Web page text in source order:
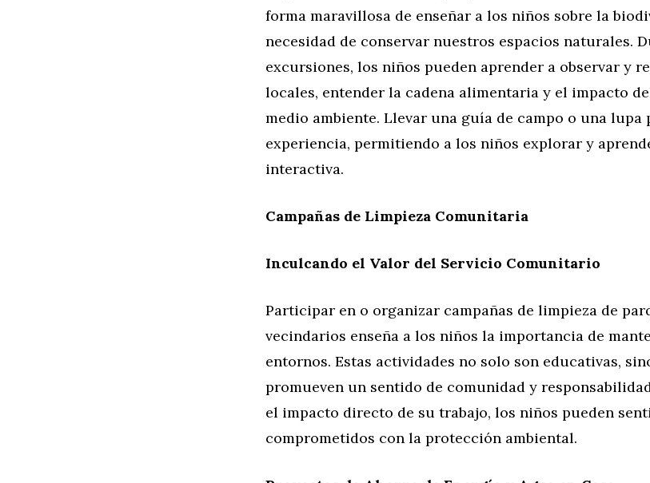
forma maravillosa de enseñar a los niños sobre la
necesidad de conservar nuestros espacios naturales.
excursiones, los niños pueden aprender a observar y
locales, entender la cadena alimentaria y el impacto
medio ambiente. Llevar una guía de campo o una lupa
experiencia, permitiendo a los niños explorar y
interactiva.
Campañas de Limpieza Comunitaria
Inculcando el Valor del Servicio Comunitario
Participar en o organizar campañas de limpieza de
vecindarios enseña a los niños la importancia de
entornos. Estas actividades no solo son educativas,
promueven un sentido de comunidad y
el impacto directo de su trabajo, los niños pueden
comprometidos con la protección ambiental.